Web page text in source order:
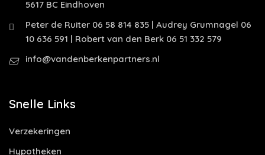
5617 BC Eindhoven
Peter de Ruiter 06 58 814 835 | Audrey Grumnagel 06
10 636 591 | Robert van den Berk 06 51 332 579
info@vandenberkenpartners.nl
Snelle Links
Verzekeringen
Hypotheken